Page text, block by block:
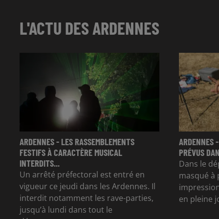
L'ACTU DES ARDENNES
ARDENNES - LES RASSEMBLEMENTS
FESTIFS À CARACTÈRE MUSICAL
INTERDITS...
Un arrêté préfectoral est entré en
vigueur ce jeudi dans les Ardennes. Il
interdit notamment les rave-parties,
jusqu’à lundi dans tout le
ARDENNES
PRÉVUS
Dans le
masqué à
en pleine